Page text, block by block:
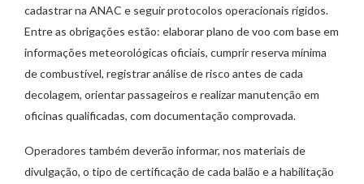
cadastrar na ANAC e seguir protocolos operacionais rígidos.
Entre as obrigações estão: elaborar plano de voo com base em
informações meteorológicas oficiais, cumprir reserva mínima
de combustível, registrar análise de risco antes de cada
decolagem, orientar passageiros e realizar manutenção em
oficinas qualificadas, com documentação comprovada.
Operadores também deverão informar, nos materiais de
divulgação, o tipo de certificação de cada balão e a habilitação